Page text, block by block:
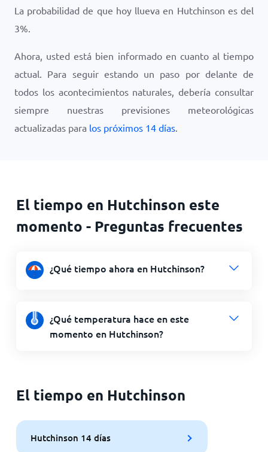
La probabilidad de que hoy llueva en Hutchinson es del
3%.
Ahora, usted está bien informado en cuanto al tiempo
actual. Para seguir estando un paso por delante de
todos los acontecimientos naturales, debería consultar
siempre nuestras previsiones meteorológicas
actualizadas para los próximos 14 días.
El tiempo en Hutchinson este
momento - Preguntas frecuentes
¿Qué tiempo ahora en Hutchinson?
¿Qué temperatura hace en este
momento en Hutchinson?
El tiempo en Hutchinson
Hutchinson 14 días